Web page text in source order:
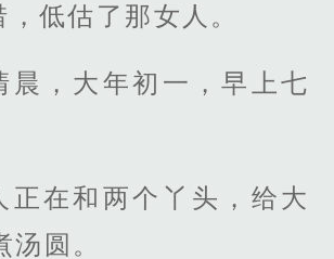
，低估了那女人。
晨，大年初一，早上七
正在和两个丫头，给大
圆。